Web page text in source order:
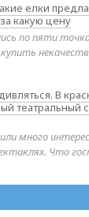
елки
какую цену
по пяти
В
театральный
много
Что